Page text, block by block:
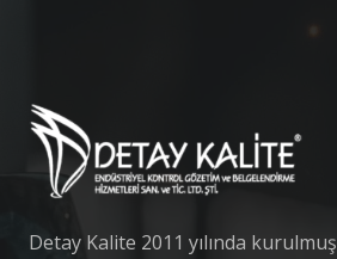
Detay Kalite 2011 yılında